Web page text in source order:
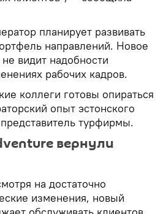
планирует развивать
направлений. Новое
видит надобности
рабочих кадров.
коллеги готовы опираться
опыт эстонского
турфирмы.
вернули
на достаточно
изменения, новый